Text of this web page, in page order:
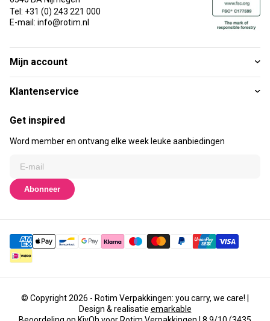
Tel: +31 (0) 243 221 000
E-mail: info@rotim.nl
Mijn account
Klantenservice
Get inspired
Word member en ontvang elke week leuke aanbiedingen
Abonneer
© Copyright 2026 - Rotim Verpakkingen: you carry, we care! |
Design & realisatie emarkable